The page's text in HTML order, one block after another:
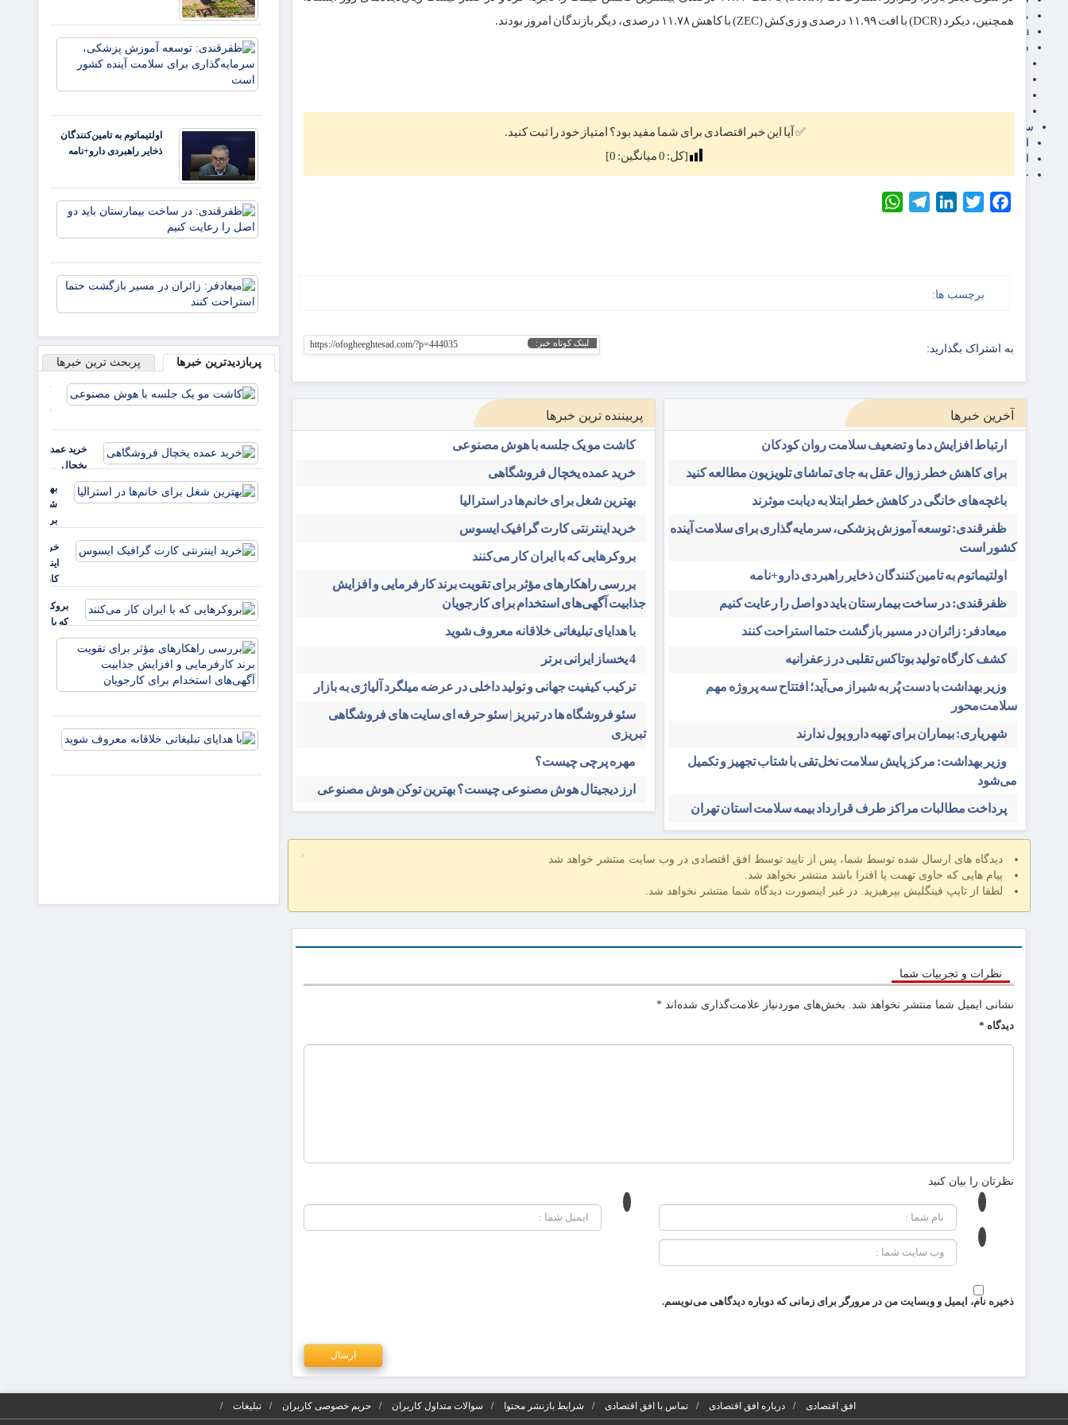
مناطق آزاد تجاری
24intermedia
سایر اخبار اقتصادی
آکادمی آموزش اقتصادی
سایر رسانه ها
خرید انواع دیزل ژنراتور
همچنین، دیکرد (DCR) با افت ۱۱.۹۹ درصدی و زی‌کش (ZEC) با کاهش ۱۱.۷۸ درصدی، دیگر بازندگان امروز بودند.
✅ آیا این خبر اقتصادی برای شما مفید بود؟ امتیاز خود را ثبت کنید.
[کل: 0میانگین: 0
]
Facebook
Twitter
LinkedIn
Telegram
برچسب ها:
به اشتراک بگذارید: لینک کوتاه خبر: https://ofogheeghtesad.com/?p=444035
آخرین خبرها
ارتباط افزایش دما و تضعیف سلامت روان کودکان
برای کاهش خطر زوال عقل به جای تماشای تلویزیون مطالعه کنید
باغچه‌های خانگی در کاهش خطر ابتلا به دیابت موثرند
ظفرقندی: توسعه آموزش پزشکی، سرمایه‌گذاری برای سلامت آینده
کشور است
اولتیماتوم به تامین‌کنندگان ذخایر راهبردی دارو+نامه
ظفرقندی: در ساخت بیمارستان باید دو اصل را رعایت کنیم
میعادفر: زائران در مسیر بازگشت حتما استراحت کنند
کشف کارگاه تولید بوتاکس تقلبی در زعفرانیه
وزیر بهداشت با دست پُر به شیراز می‌آید؛ افتتاح سه پروژه مهم
سلامت‌محور
شهریاری: بیماران برای تهیه دارو پول ندارند
وزیر بهداشت: مرکز پایش سلامت نخل‌تقی با شتاب تجهیز و تکمیل
می‌شود
پرداخت مطالبات مراکز طرف قرارداد بیمه سلامت استان تهران
پربیننده ترین خبرها
کاشت مو یک جلسه با هوش مصنوعی
خرید عمده یخچال فروشگاهی
بهترین شغل برای خانم‌ها در استرالیا
خرید اینترنتی کارت گرافیک ایسوس
بروکرهایی‌ که با ایران کار می‌کنند
بررسی راهکارهای مؤثر برای تقویت برند کارفرمایی و افزایش
جذابیت آگهی‌های استخدام برای کارجویان
با هدایای تبلیغاتی خلاقانه معروف شوید
4 یخساز ایرانی برتر
ترکیب کیفیت جهانی و تولید داخلی در عرضه میلگرد آلیاژی به بازار
سئو فروشگاه‌ ها در تبریز | سئو حرفه ای سایت های فروشگاهی
تبریزی
مهره پرچی چیست؟
ارز دیجیتال هوش مصنوعی چیست؟ بهترین توکن هوش مصنوعی
×
دیدگاه های ارسال شده توسط شما، پس از تایید توسط افق اقتصادی در وب سایت منتشر خواهد شد
پیام هایی که حاوی تهمت یا افترا باشد منتشر نخواهد شد.
لطفا از تایپ فینگلیش بپرهیزید. در غیر اینصورت دیدگاه شما منتشر نخواهد شد.
نظرات و تجربیات شما
نشانی ایمیل شما منتشر نخواهد شد. بخش‌های موردنیاز علامت‌گذاری شده‌اند *
دیدگاه *
نظرتان را بیان کنید
ذخیره نام، ایمیل و وبسایت من در مرورگر برای زمانی که دوباره دیدگاهی می‌نویسم.
اولتیماتوم به تامین‌کنندگان
ذخایر راهبردی دارو+نامه
حتما
پربازدیدترین خبرها پربحث ترین خبرها
خرید عمده
یخچال
فروشگاهی
بهترین
شغل
برای
در
استرالیا
خرید
اینترنتی
کارت
ایسوس
بروکرهایی‌
که با ایران
کار می‌کنند
افق اقتصادی درباره افق اقتصادی تماس با افق اقتصادی شرایط بازنشر محتوا سوالات متداول کاربران حریم خصوصی کاربران تبلیغات